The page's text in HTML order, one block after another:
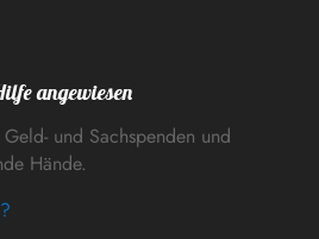
angewiesen
und Sachspenden und
Hände.